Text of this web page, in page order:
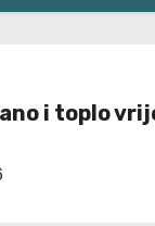
i toplo